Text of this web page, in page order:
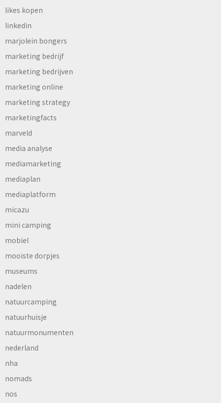
likes kopen
linkedin
marjolein bongers
marketing bedrijf
marketing bedrijven
marketing online
marketing strategy
marketingfacts
marveld
media analyse
mediamarketing
mediaplan
mediaplatform
micazu
mini camping
mobiel
mooiste dorpjes
museums
nadelen
natuurcamping
natuurhuisje
natuurmonumenten
nederland
nha
nomads
nos